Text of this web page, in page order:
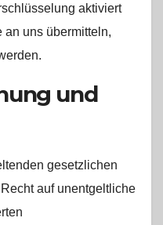
aktiviert
an uns übermitteln,
und
gesetzlichen
auf unentgeltliche